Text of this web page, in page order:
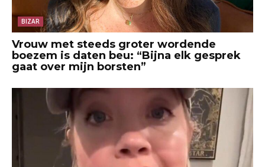
BIZAR
Vrouw met steeds groter wordende
boezem is daten beu: “Bijna elk gesprek
gaat over mijn borsten”